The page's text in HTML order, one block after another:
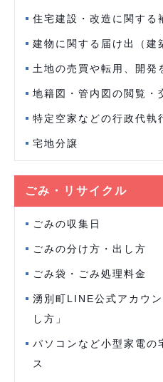
住宅建設・改造に関する
建物に関する届け出（建
土地の売買や転用、開発
地籍図・管内図の閲覧・
特定空家などの行政代執
宅地分譲
ごみ・リサイクル
ごみの収集日
ごみの分け方・出し方
ごみ袋・ごみ処理料金
湧別町LINE公式アカウ
し方」
パソコンなど小型家電の
ス